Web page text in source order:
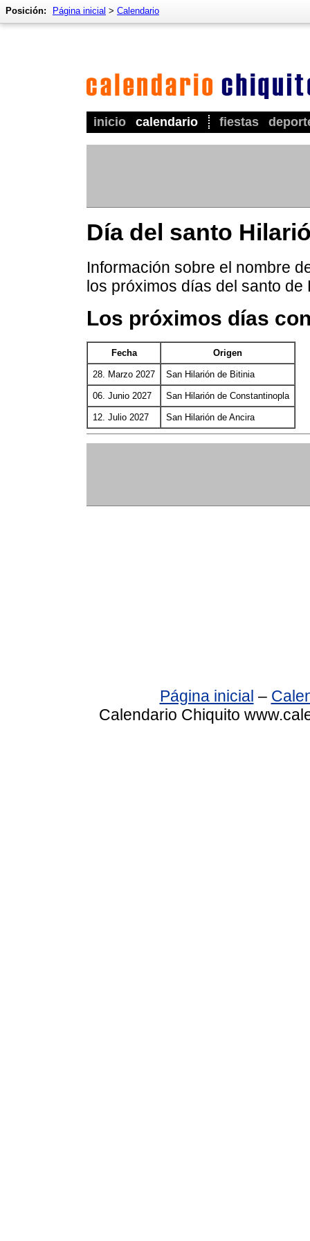
inicio calendario fiestas
Posición: Página inicial > Calendario
Día del santo
Información sobre el nombre
los próximos días del santo de
Los próximos días
Fecha Origen
28. Marzo 2027 San Hilarión de Bitinia
06. Junio 2027 San Hilarión de Constantinopla
12. Julio 2027 San Hilarión de Ancira
Página inicial –
Calendario Chiquito